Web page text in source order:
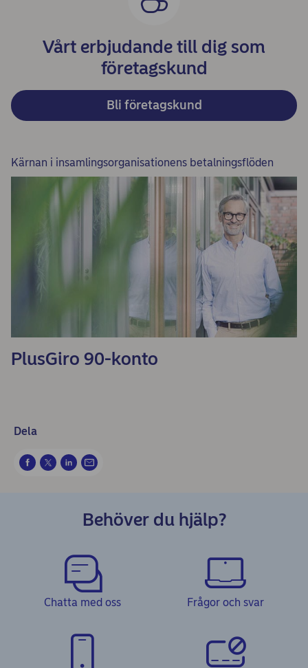
Vårt erbjudande till dig som
företagskund
Bli företagskund
Kärnan i insamlingsorganisationens betalningsflöden
PlusGiro 90-konto
Dela
Behöver du hjälp?
Chatta med oss Frågor och svar